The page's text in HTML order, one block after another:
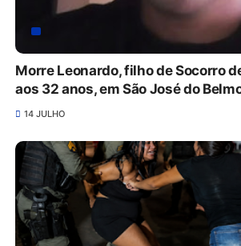
Morre Leonardo, filho de Socorro
aos 32 anos, em São José do
14 JULHO